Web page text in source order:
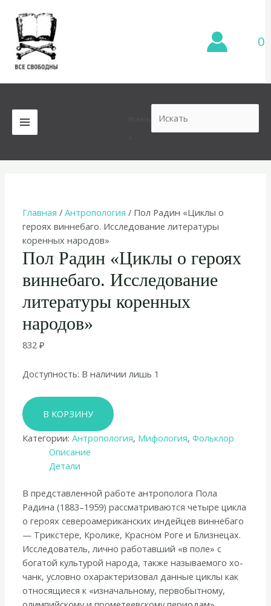
содержимому
0
MAIN
MENU
Главная /Антропология / Пол Радин «Циклы о
героях виннебаго. Исследование литературы
коренных народов»
Пол Радин «Циклы о героях
виннебаго. Исследование
литературы коренных
народов»
832₽
Доступность: В наличии лишь 1
Количество
товара
Пол
Радин
«Циклы
виннебаго.
Исследование
литературы
коренных
народов»
В КОРЗИНУ
Категории:Антропология, Мифология,Фольклор
Описание
Детали
В представленной работе антрополога Пола
Радина (1883–1959) рассматриваются четыре цикла
о героях североамериканских индейцев виннебаго
— Трикстере, Кролике, Красном Роге и Близнецах.
Исследователь, лично работавший «в поле» с
богатой культурой народа, также называемого хо-
чанк, условно охарактеризовал данные циклы как
относящиеся к «изначальному, первобытному,